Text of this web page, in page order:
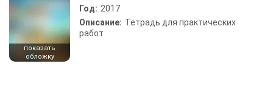
показать
обложку
Год: 2017
Описание: Тетрадь для практических
работ